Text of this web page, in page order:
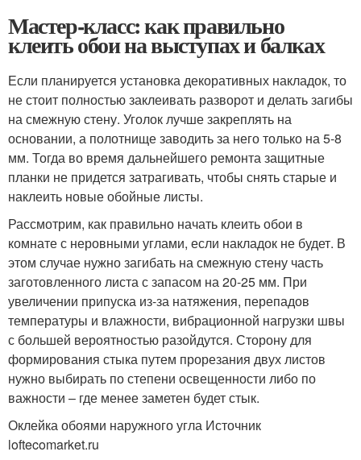
Мастер-класс: как правильно
клеить обои на выступах и балках
Если планируется установка декоративных накладок, то
не стоит полностью заклеивать разворот и делать загибы
на смежную стену. Уголок лучше закреплять на
основании, а полотнище заводить за него только на 5-8
мм. Тогда во время дальнейшего ремонта защитные
планки не придется затрагивать, чтобы снять старые и
наклеить новые обойные листы.
Рассмотрим, как правильно начать клеить обои в
комнате с неровными углами, если накладок не будет. В
этом случае нужно загибать на смежную стену часть
заготовленного листа с запасом на 20-25 мм. При
увеличении припуска из-за натяжения, перепадов
температуры и влажности, вибрационной нагрузки швы
с большей вероятностью разойдутся. Сторону для
формирования стыка путем прорезания двух листов
нужно выбирать по степени освещенности либо по
важности – где менее заметен будет стык.
Оклейка обоями наружного угла Источник
loftecomarket.ru